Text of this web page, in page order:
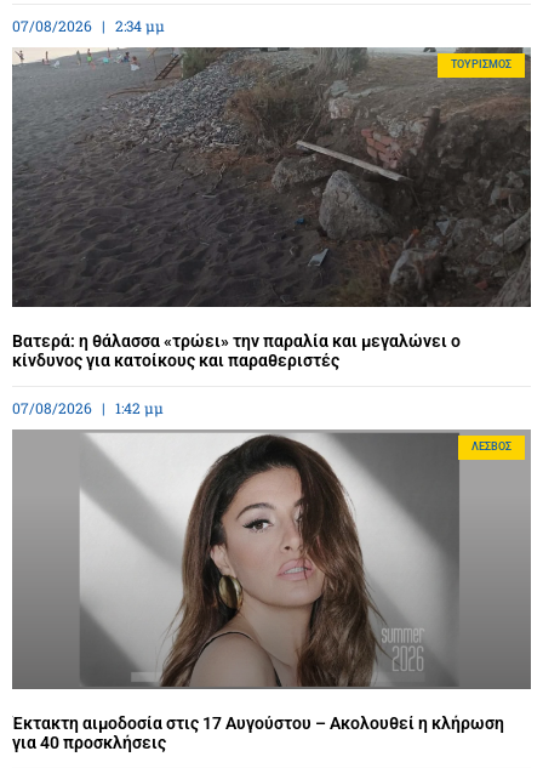
07/08/2026 2:34 μμ
ΤΟΥΡΙΣΜΌΣ
Βατερά: η θάλασσα «τρώει» την παραλία και μεγαλώνει ο
κίνδυνος για κατοίκους και παραθεριστές
07/08/2026 1:42 μμ
ΛΈΣΒΟΣ
Έκτακτη αιμοδοσία στις 17 Αυγούστου – Ακολουθεί η κλήρωση
για 40 προσκλήσεις